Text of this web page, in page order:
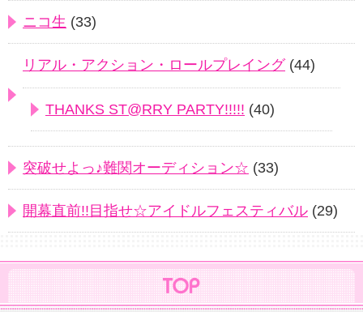
ニコ生 (33)
リアル・アクション・ロールプレイング(44)
THANKS ST@RRY PARTY!!!!! (40)
突破せよっ♪難関オーディション☆ (33)
開幕直前!!目指せ☆アイドルフェスティバル (29)